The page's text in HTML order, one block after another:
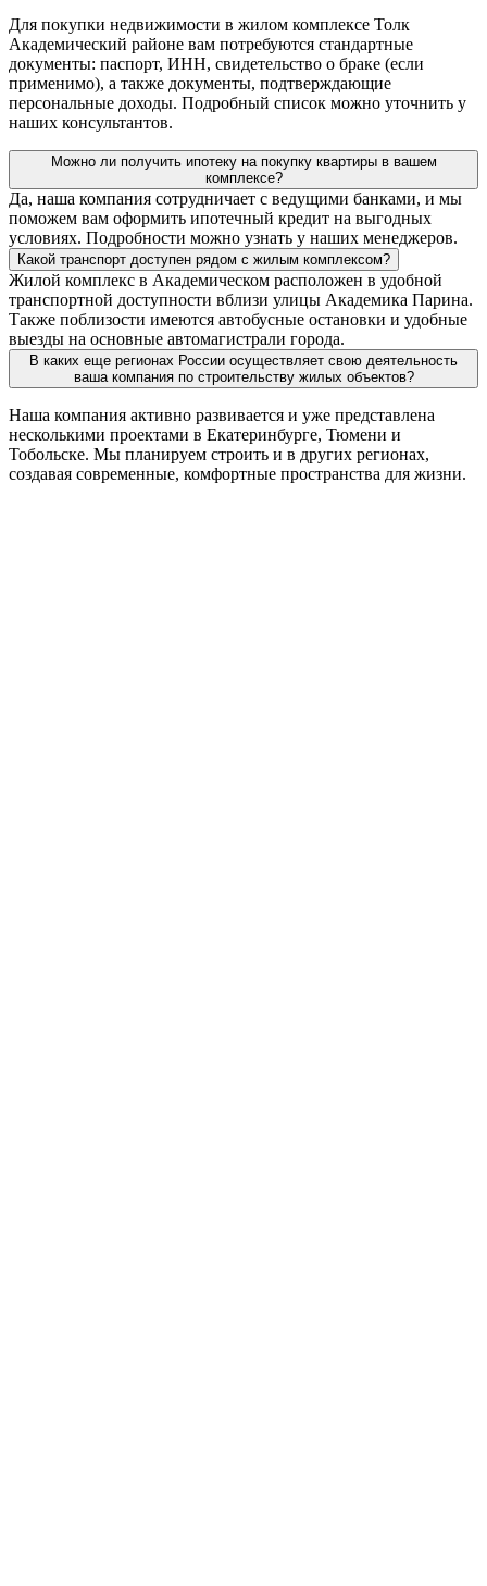
Для покупки недвижимости в жилом комплексе Толк
Академический районе вам потребуются стандартные
документы: паспорт, ИНН, свидетельство о браке (если
применимо), а также документы, подтверждающие
персональные доходы. Подробный список можно уточнить у
наших консультантов.
Можно ли получить ипотеку на покупку квартиры в вашем
комплексе?
Да, наша компания сотрудничает с ведущими банками, и мы
поможем вам оформить ипотечный кредит на выгодных
условиях. Подробности можно узнать у наших менеджеров.
Какой транспорт доступен рядом с жилым комплексом?
Жилой комплекс в Академическом расположен в удобной
транспортной доступности вблизи улицы Академика Парина.
Также поблизости имеются автобусные остановки и удобные
выезды на основные автомагистрали города.
В каких еще регионах России осуществляет свою деятельность
ваша компания по строительству жилых объектов?
Наша компания активно развивается и уже представлена
несколькими проектами в Екатеринбурге, Тюмени и
Тобольске. Мы планируем строить и в других регионах,
создавая современные, комфортные пространства для жизни.